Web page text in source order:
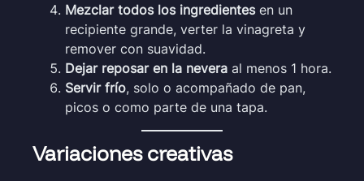
Mezclar todos los ingredientesen un
recipiente grande, verter la vinagreta y
remover con suavidad.
Dejar reposar en la nevera al menos 1 hora.
Servir frío, solo o acompañado de pan,
picos o como parte de una tapa.
Variaciones creativas